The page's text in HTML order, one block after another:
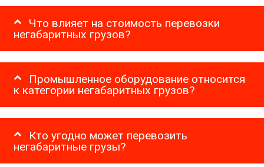
Что влияет на стоимость перевозки
негабаритных грузов?
Промышленное оборудование относится
к категории негабаритных грузов?
Кто угодно может перевозить
негабаритные грузы?